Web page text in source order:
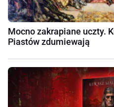
Mocno zakrapiane uczty.
Piastów zdumiewają